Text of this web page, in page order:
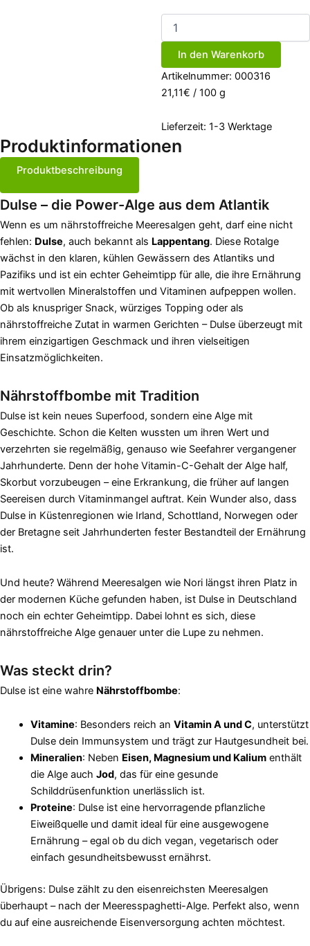
Dulse
Pulver
Algen-
Gewürz
45g
(bio,
Menge
In den Warenkorb
Artikelnummer: 000316
21,11€ / 100 g
Lieferzeit: 1-3 Werktage
Produktinformationen
Produktbeschreibung
Dulse – die Power-Alge aus dem Atlantik
Wenn es um nährstoffreiche Meeresalgen geht, darf eine nicht
fehlen: Dulse, auch bekannt als Lappentang. Diese Rotalge
wächst in den klaren, kühlen Gewässern des Atlantiks und
Pazifiks und ist ein echter Geheimtipp für alle, die ihre Ernährung
mit wertvollen Mineralstoffen und Vitaminen aufpeppen wollen.
Ob als knuspriger Snack, würziges Topping oder als
nährstoffreiche Zutat in warmen Gerichten – Dulse überzeugt mit
ihrem einzigartigen Geschmack und ihren vielseitigen
Einsatzmöglichkeiten.
Nährstoffbombe mit Tradition
Dulse ist kein neues Superfood, sondern eine Alge mit
Geschichte. Schon die Kelten wussten um ihren Wert und
verzehrten sie regelmäßig, genauso wie Seefahrer vergangener
Jahrhunderte. Denn der hohe Vitamin-C-Gehalt der Alge half,
Skorbut vorzubeugen – eine Erkrankung, die früher auf langen
Seereisen durch Vitaminmangel auftrat. Kein Wunder also, dass
Dulse in Küstenregionen wie Irland, Schottland, Norwegen oder
der Bretagne seit Jahrhunderten fester Bestandteil der Ernährung
ist.
Und heute? Während Meeresalgen wie Nori längst ihren Platz in
der modernen Küche gefunden haben, ist Dulse in Deutschland
noch ein echter Geheimtipp. Dabei lohnt es sich, diese
nährstoffreiche Alge genauer unter die Lupe zu nehmen.
Was steckt drin?
Dulse ist eine wahre Nährstoffbombe:
Vitamine: Besonders reich an Vitamin A und C, unterstützt
Dulse dein Immunsystem und trägt zur Hautgesundheit bei.
Mineralien: Neben Eisen, Magnesium und Kaliumenthält
die Alge auch Jod, das für eine gesunde
Schilddrüsenfunktion unerlässlich ist.
Proteine: Dulse ist eine hervorragende pflanzliche
Eiweißquelle und damit ideal für eine ausgewogene
Ernährung – egal ob du dich vegan, vegetarisch oder
einfach gesundheitsbewusst ernährst.
Übrigens: Dulse zählt zu den eisenreichsten Meeresalgen
überhaupt – nach der Meeresspaghetti-Alge. Perfekt also, wenn
du auf eine ausreichende Eisenversorgung achten möchtest.